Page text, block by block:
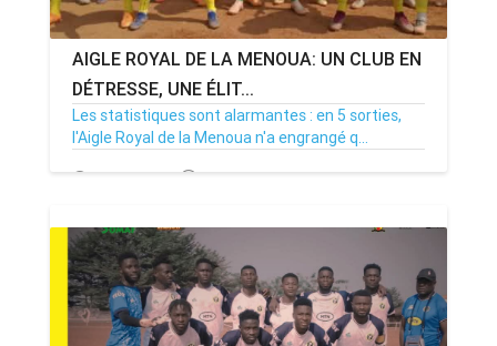
AIGLE ROYAL DE LA MENOUA: UN CLUB EN
DÉTRESSE, UNE ÉLIT...
Les statistiques sont alarmantes : en 5 sorties,
l'Aigle Royal de la Menoua n'a engrangé q...
12/01/25 Par MenouActu 0